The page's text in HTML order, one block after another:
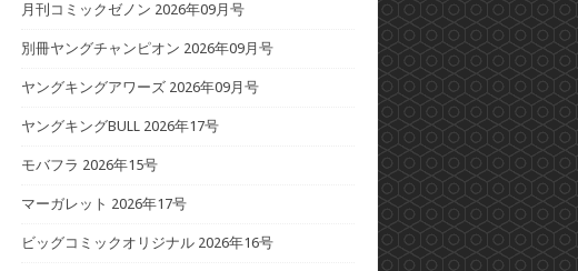
月刊コミックゼノン 2026年09月号
別冊ヤングチャンピオン 2026年09月号
ヤングキングアワーズ 2026年09月号
ヤングキングBULL 2026年17号
モバフラ 2026年15号
マーガレット 2026年17号
ビッグコミックオリジナル 2026年16号